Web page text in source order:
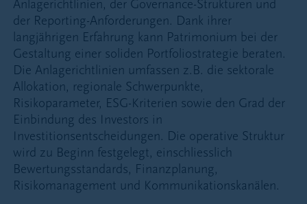
Anlagerichtlinien, der Governance-Strukturen und
der Reporting-Anforderungen. Dank ihrer
langjährigen Erfahrung kann Patrimonium bei der
Gestaltung einer soliden Portfoliostrategie beraten.
Die Anlagerichtlinien umfassen z.B. die sektorale
Allokation, regionale Schwerpunkte,
Risikoparameter, ESG-Kriterien sowie den Grad der
Einbindung des Investors in
Investitionsentscheidungen. Die operative Struktur
wird zu Beginn festgelegt, einschliesslich
Bewertungsstandards, Finanzplanung,
Risikomanagement und Kommunikationskanälen.